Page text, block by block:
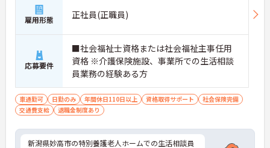
雇用形態 正社員(正職員)
応募要件
■社会福祉士資格または社会福祉主事任用
資格 ※介護保険施設、事業所での生活相談
員業務の経験ある方
車通勤可 日勤のみ 年間休日110日以上 資格取得サポート
社会保険完備
交通費支給
退職金制度あり
新潟県妙高市の特別養護老人ホームでの生活相談員